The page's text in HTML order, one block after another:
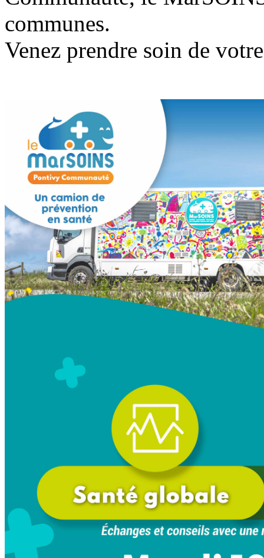
communes.
Venez prendre soin de